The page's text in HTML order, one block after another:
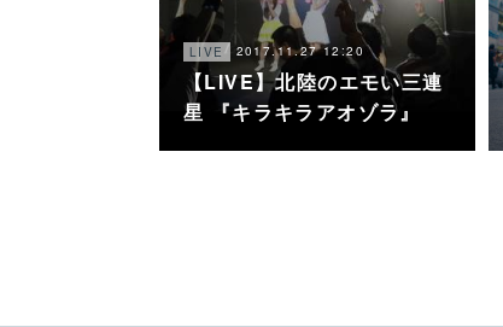
LIVE 2017.11.27 12:20
【LIVE】北陸のエモい三連
星 『キラキラアオゾラ』